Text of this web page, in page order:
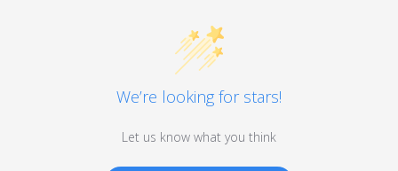
We’re looking for stars!
Let us know what you think